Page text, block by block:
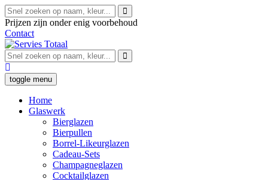
Prijzen zijn onder enig voorbehoud
Contact
toggle menu
Home
Glaswerk
Bierglazen
Bierpullen
Borrel-Likeurglazen
Cadeau-Sets
Champagneglazen
Cocktailglazen